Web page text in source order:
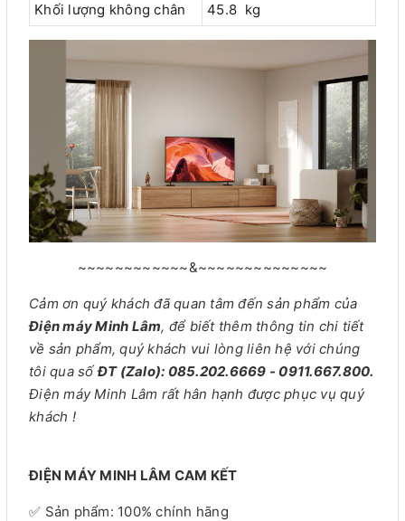
Khối lượng không chân
45.8 kg
~~~~~~~~~~~~&~~~~~~~~~~~~~~
Cảm ơn quý khách đã quan tâm đến sản phẩm của
Điện máy Minh Lâm, để biết thêm thông tin chi tiết
về sản phẩm, quý khách vui lòng liên hệ với chúng
tôi qua sốĐT (Zalo): 085.202.6669 - 0911.667.800.
Điện máy Minh Lâm rất hân hạnh được phục vụ quý
khách !
ĐIỆN MÁY MINH LÂM CAM KẾT
✅ Sản phẩm: 100% chính hãng